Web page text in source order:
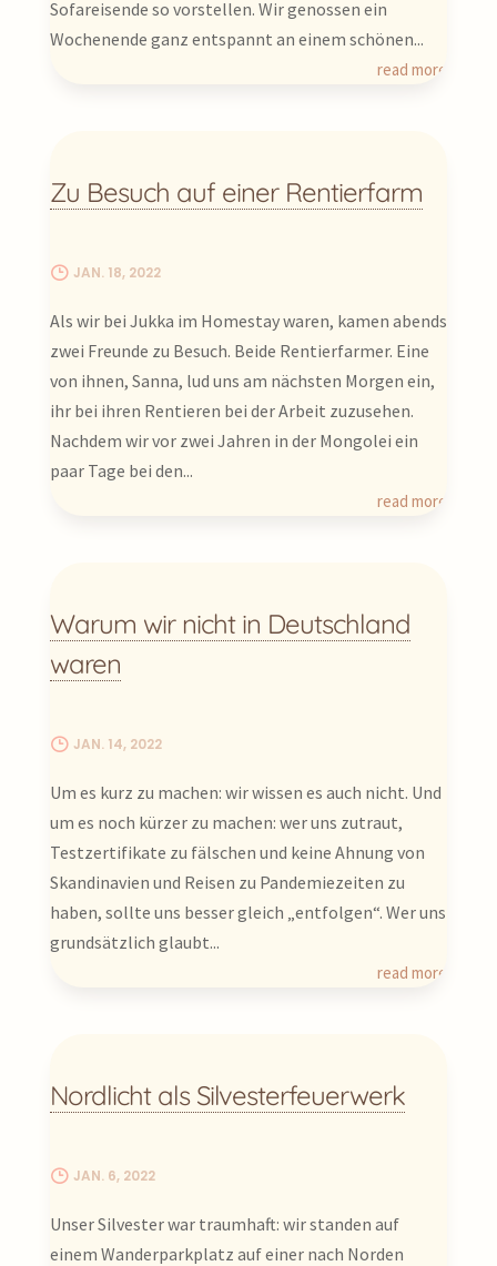
Sofareisende so vorstellen. Wir genossen ein
Wochenende ganz entspannt an einem schönen...
read more
Zu Besuch auf einer Rentierfarm
JAN. 18, 2022
Als wir bei Jukka im Homestay waren, kamen abends
zwei Freunde zu Besuch. Beide Rentierfarmer. Eine
von ihnen, Sanna, lud uns am nächsten Morgen ein,
ihr bei ihren Rentieren bei der Arbeit zuzusehen.
Nachdem wir vor zwei Jahren in der Mongolei ein
paar Tage bei den...
read more
Warum wir nicht in Deutschland
waren
JAN. 14, 2022
Um es kurz zu machen: wir wissen es auch nicht. Und
um es noch kürzer zu machen: wer uns zutraut,
Testzertifikate zu fälschen und keine Ahnung von
Skandinavien und Reisen zu Pandemiezeiten zu
haben, sollte uns besser gleich „entfolgen“. Wer uns
grundsätzlich glaubt...
read more
Nordlicht als Silvesterfeuerwerk
JAN. 6, 2022
Unser Silvester war traumhaft: wir standen auf
einem Wanderparkplatz auf einer nach Norden